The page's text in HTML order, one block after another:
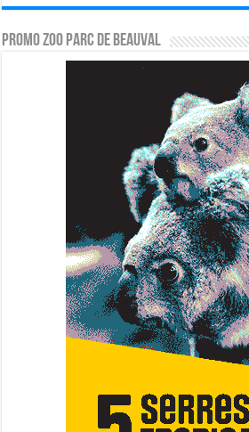
PROMO ZOO PARC DE BEAUVAL